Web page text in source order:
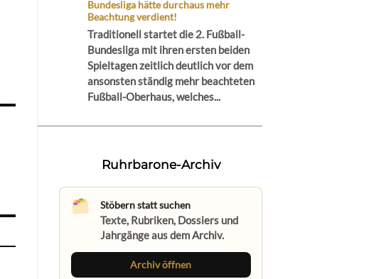
Bundesliga hätte durchaus mehr
Beachtung verdient!
Traditionell startet die 2. Fußball-
Bundesliga mit ihren ersten beiden
Spieltagen zeitlich deutlich vor dem
ansonsten ständig mehr beachteten
Fußball-Oberhaus, welches...
Ruhrbarone-Archiv
Stöbern statt suchen
Texte, Rubriken, Dossiers und
Jahrgänge aus dem Archiv.
Archiv öffnen